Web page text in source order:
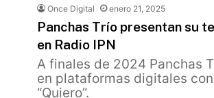
Once Digital enero 21, 2025
Panchas Trío presentan su
en Radio IPN
A finales de 2024 Panchas
en plataformas digitales con
“Quiero”.